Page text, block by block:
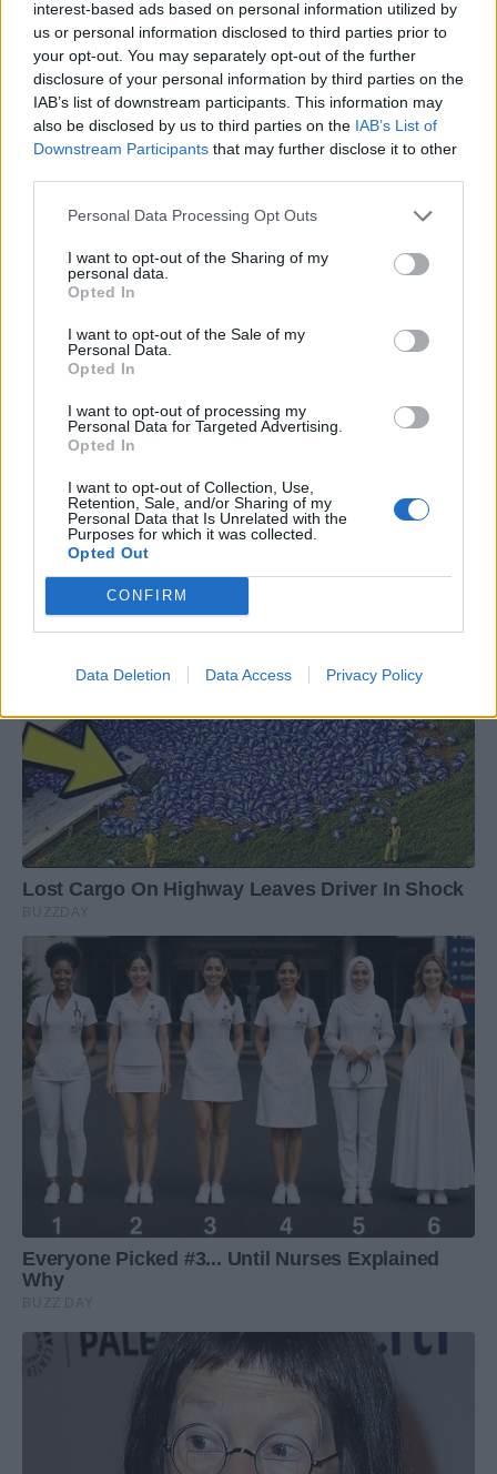
interest-based ads based on personal information utilized by
us or personal information disclosed to third parties prior to
your opt-out. You may separately opt-out of the further
disclosure of your personal information by third parties on the
IAB’s list of downstream participants. This information may
also be disclosed by us to third parties on the IAB’s List of
Downstream Participants that may further disclose it to other
Personal Data Processing Opt Outs
I want to opt-out of the Sharing of my
personal data.
Opted In
I want to opt-out of the Sale of my
Personal Data.
Opted In
I want to opt-out of processing my
Personal Data for Targeted Advertising.
Opted In
I want to opt-out of Collection, Use,
Retention, Sale, and/or Sharing of my
Personal Data that Is Unrelated with the
Purposes for which it was collected.
Opted Out
CONFIRM
Data Deletion Data Access Privacy Policy